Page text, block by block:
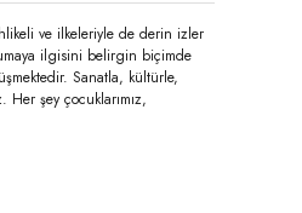
ve ilkeleriyle de derin izler
ilgisini belirgin biçimde
Sanatla, kültürle,
şey çocuklarımız,